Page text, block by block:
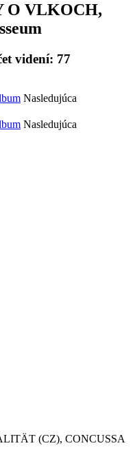
O VLKOCH,
videní: 77
Nasledujúca
Nasledujúca
(CZ), CONCUSSA